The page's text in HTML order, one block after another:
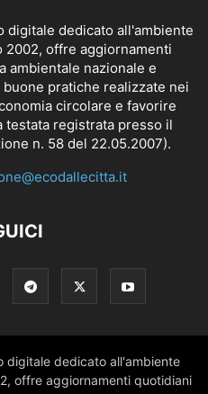
digitale dedicato all'ambiente
2002, offre aggiornamenti
ambientale nazionale e
pratiche realizzate nei
circolare e favorire
testata registrata presso il
n. 58 del 22.05.2007).
digitale dedicato all'ambiente
offre aggiornamenti quotidiani